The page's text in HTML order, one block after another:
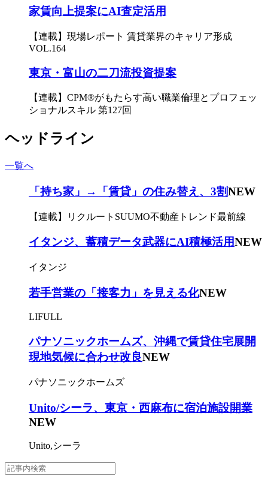
家賃向上提案にAI査定活用
【連載】現場レポート 賃貸業界のキャリア形成
VOL.164
東京・富山の二刀流投資提案
【連載】CPM®がもたらす高い職業倫理とプロフェッ
ショナルスキル 第127回
ヘッドライン
一覧へ
「持ち家」→「賃貸」の住み替え、3割NEW
【連載】リクルートSUUMO不動産トレンド最前線
イタンジ、蓄積データ武器にAI積極活用NEW
イタンジ
若手営業の「接客力」を見える化NEW
LIFULL
パナソニックホームズ、沖縄で賃貸住宅展開
現地気候に合わせ改良NEW
パナソニックホームズ
Unito/シーラ、東京・西麻布に宿泊施設開業
NEW
Unito,シーラ